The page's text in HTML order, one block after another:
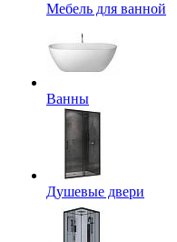
Мебель для ванной
Ванны
Душевые двери